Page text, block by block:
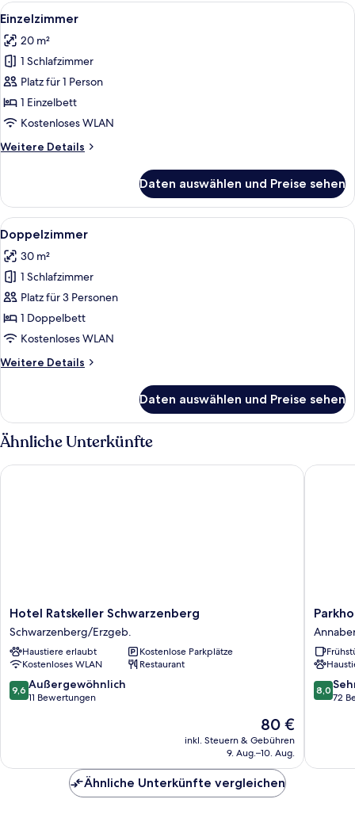
Alle
Fotos
für
Einzelzimmer
anzeigen
Ein Badezimmer mit einem weißen
1
Einzelzimmer
20 m²
1 Schlafzimmer
Platz für 1 Person
1 Einzelbett
Kostenloses WLAN
Weitere Details
Weitere
Daten auswählen und Preise sehen
Alle
Fotos
für
Doppelzimmer
anzeigen
Ein Hotelzimmer mit Bett, Fernseher,
5
Doppelzimmer
30 m²
1 Schlafzimmer
Platz für 3 Personen
1 Doppelbett
Kostenloses WLAN
Weitere Details
Weitere
Daten auswählen und Preise sehen
Ähnliche Unterkünfte
Hotel
Ratskeller
Schwarzenberg
Schwarzenberg/Erzgeb.
Hotel Ratskeller Schwarzenberg
Schwarzenberg/Erzgeb.
Haustiere erlaubt
Kostenlose Parkplätze
Kostenloses WLAN
Restaurant
9.6
von
9,6 Außergewöhnlich
11 Bewertungen
Der
Preis
beträgt
80 €
inkl. Steuern & Gebühren
9. Aug.–10. Aug.
Hotel Ratskeller Schwarzenberg
8.0
von
8,0
72
Ähnliche Unterkünfte vergleichen